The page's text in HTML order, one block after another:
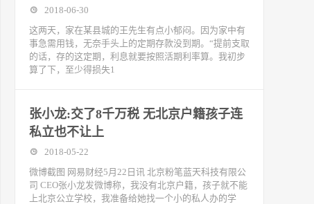
2018-06-30
这两天，家在某县城的王先生有点小郁闷。因为家中有
事急需用钱，无奈手头上的定期存款没到期。“提前支取
的话，存的这定期，利息就要按照活期利率算。我初步
算了下，至少得损失1
张小龙:交了8千万税 无北京户籍孩子连
私立也不让上
2018-05-22
微博截图 网易财经5月22日讯 北京粉笔蓝天科技有限公
司 CEO张小龙发微博称，我没有北京户籍，孩子就不能
上北京公立学校，我准备给她找一个小的私人办的学